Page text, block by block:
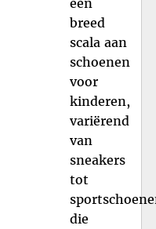
breed
scala aan
schoenen
voor
kinderen,
variërend
van
sneakers
tot
die